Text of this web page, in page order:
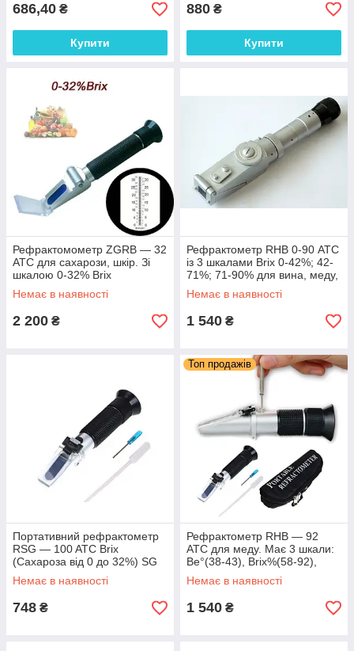
686,40 ₴
Купити
880 ₴
Купити
Рефрактомометр ZGRB — 32
ATC для сахарози, шкір. Зі
шкалою 0-32% Brix
Немає в наявності
2 200 ₴
Рефрактометр RHB 0-90 АТС
із 3 шкалами Brix 0-42%; 42-
71%; 71-90% для вина, меду,
варення, соків
Немає в наявності
1 540 ₴
Портативний рефрактометр
RSG — 100 ATC Brix
(Сахароза від 0 до 32%) SG
(1.000-1.120) ATC З КЕЙСОМ
Немає в наявності
748 ₴
Топ продажів
Рефрактометр RHB — 92
ATC для меду. Має 3 шкали:
Be°(38-43), Brix%(58-92),
вода %(12-27)
Немає в наявності
1 540 ₴